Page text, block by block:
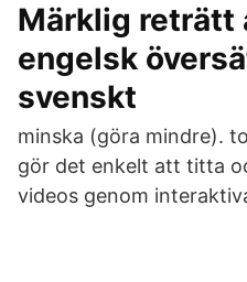
Märklig reträtt
engelsk
svenskt
minska (göra mindre).
gör det enkelt att titta
videos genom